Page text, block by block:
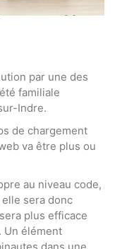
par une des
familiale
Indre.
de chargement
va être plus ou
au niveau code,
sera donc
plus efficace
Un élément